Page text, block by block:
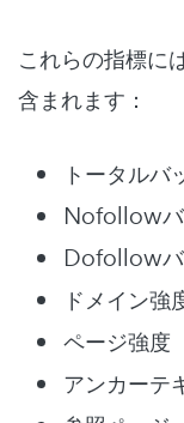
これらの指標に
含まれます：
トータルバ
Nofollowバ
Dofollowバ
ドメイン強
ページ強度
アンカーテ